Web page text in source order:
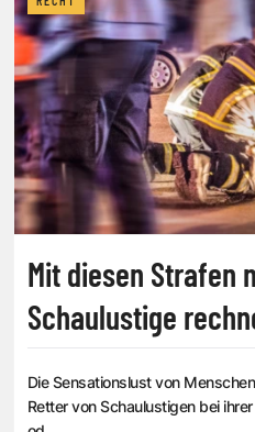
Mit diesen Strafen
Schaulustige
Die Sensationslust von
Retter von Schaulustigen bei